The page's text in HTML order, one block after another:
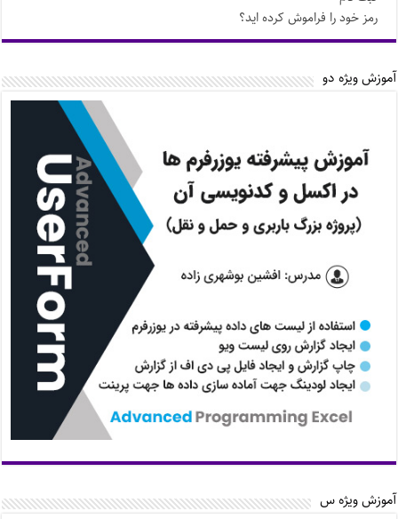
رمز خود را فراموش کرده اید؟
آموزش ویژه دو
آموزش ویژه س